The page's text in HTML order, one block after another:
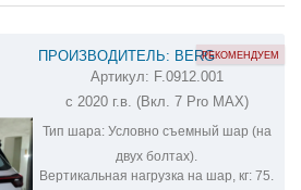
ПРОИЗВОДИТЕЛЬ: BERG
ФАРКОП НА CHERY TIGGO 7 PRO
F.0912.001
Артикул: F.0912.001
с 2020 г.в. (Вкл. 7 Pro MAX)
Тип шара:Условно съемный шар (на
двух болтах).
Вертикальная нагрузка на шар, кг: 75.
РЕКОМЕНДУЕМ